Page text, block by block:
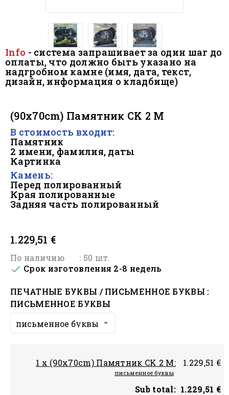
Info - система запрашивает за один шаг до
оплаты, что должно быть указано на
надгробном камне (имя, дата, текст,
дизайн, информация о кладбище)
(90x70cm) Памятник CK 2 M
В стоимость входит:
Памятник
2 имени, фамилия, даты
Картинка
Камень:
Перед полированный
Края полированные
Задняя часть полированный
1.229,51 €
По наличию : 50 шт.
 Срок изготовления 2-8 недель
ПЕЧАТНЫЕ БУКВЫ / ПИСЬМЕННОЕ БУКВЫ :
ПИСЬМЕННОЕ БУКВЫ
1 x (90x70cm) Памятник CK 2 M:
письменное буквы
1.229,51 €
Sub total: 1.229,51 €